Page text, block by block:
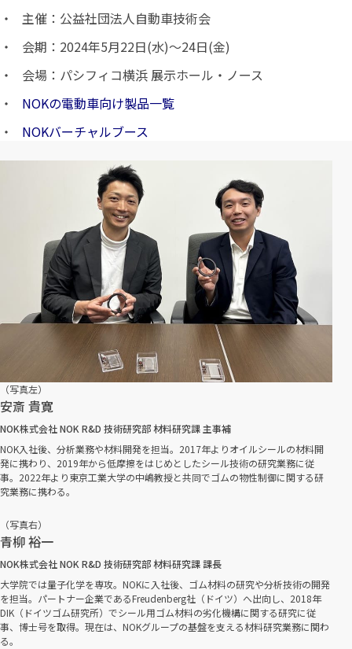
主催：公益社団法人自動車技術会
会期：2024年5月22日(水)～24日(金)
会場：パシフィコ横浜 展示ホール・ノース
NOKの電動車向け製品一覧
NOKバーチャルブース
（写真左）
安斎 貴寛
NOK株式会社 NOK R&D 技術研究部 材料研究課 主事補
NOK入社後、分析業務や材料開発を担当。2017年よりオイルシールの材料開
発に携わり、2019年から低摩擦をはじめとしたシール技術の研究業務に従
事。2022年より東京工業大学の中嶋教授と共同でゴムの物性制御に関する研
究業務に携わる。
（写真右）
青柳 裕一
NOK株式会社 NOK R&D 技術研究部 材料研究課 課長
大学院では量子化学を専攻。NOKに入社後、ゴム材料の研究や分析技術の開発
を担当。パートナー企業であるFreudenberg社（ドイツ）へ出向し、2018年
DIK（ドイツゴム研究所）でシール用ゴム材料の劣化機構に関する研究に従
事、博士号を取得。現在は、NOKグループの基盤を支える材料研究業務に関わ
る。